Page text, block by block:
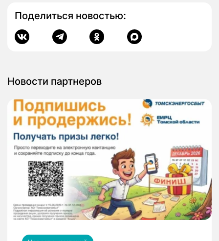
Поделиться новостью:
Новости партнеров